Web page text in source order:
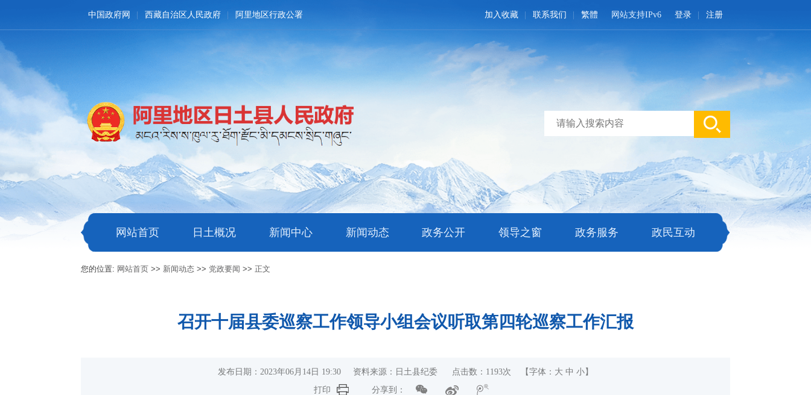
中国政府网 西藏自治区人民政府 阿里地区行政公署 登录 注册
网站支持IPv6
加入收藏 联系我们 繁體
网站首页 日土概况 新闻中心 新闻动态 政务公开 领导之窗 政务服务 政民互动
您的位置: 网站首页 >> 新闻动态 >> 党政要闻 >>正文
召开十届县委巡察工作领导小组会议听取第四轮巡察工作汇报
发布日期：2023年06月14日 19:30 资料来源：日土县纪委 点击数： 1193次 【字体： 大 中 小 】
打印
分享到：